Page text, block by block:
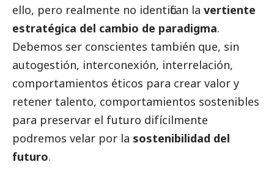
ello, pero realmente no identifican la vertiente
estratégica del cambio de paradigma.
Debemos ser conscientes también que, sin
autogestión, interconexión, interrelación,
comportamientos éticos para crear valor y
retener talento, comportamientos sostenibles
para preservar el futuro difícilmente
podremos velar por la sostenibilidad del
futuro.